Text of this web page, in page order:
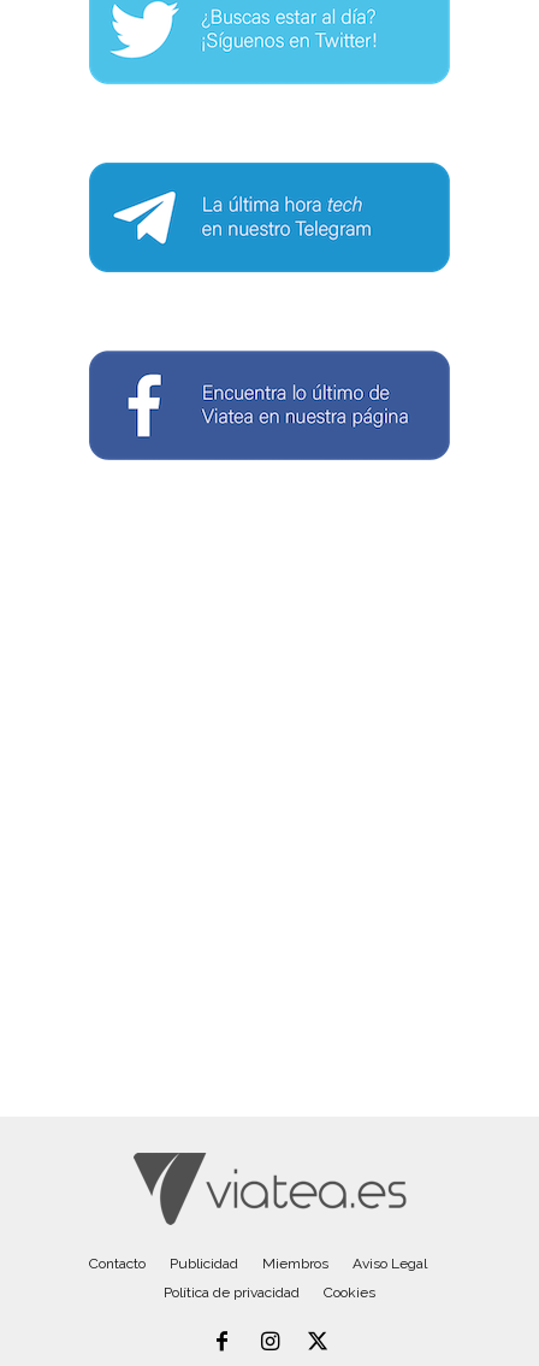
Contacto Publicidad Miembros
Aviso Legal
Política de privacidad
Cookies